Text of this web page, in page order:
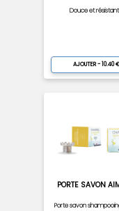
Douce et
AJOUTER - 10.40 €
PORTE SAVON
Porte savon